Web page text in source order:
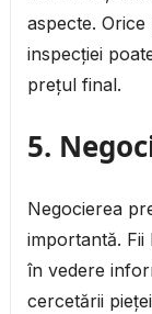
aspecte.
inspecției
prețul final.
5.
Negocierea
importantă.
în vedere
cercetării